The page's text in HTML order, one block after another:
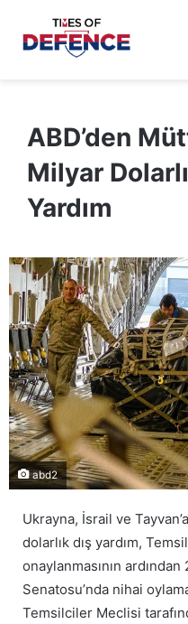
ABD’den
Milyar
Yardım
abd2
Ukrayna, İsrail ve
dolarlık dış yardım,
onaylanmasının
Senatosu’nda nihai
Temsilciler Meclisi